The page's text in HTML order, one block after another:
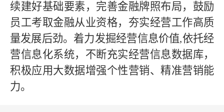
续建好基础要素，完善金融牌照布局，鼓励
员工考取金融从业资格，夯实经营工作高质
量发展后劲。着力发掘经营信息价值,依托经
营信息化系统，不断充实经营信息数据库，
积极应用大数据增强个性营销、精准营销能
力。